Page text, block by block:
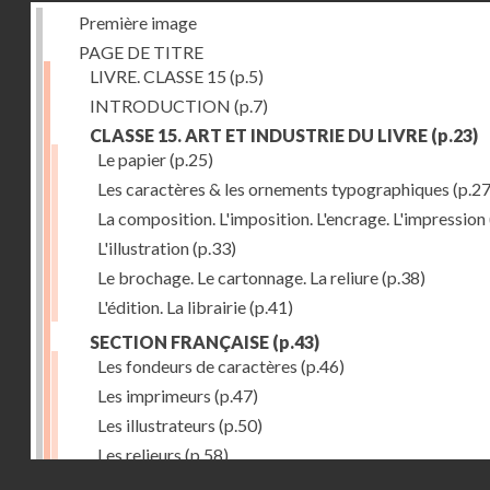
Première image
PAGE DE TITRE
LIVRE. CLASSE 15 (p.5)
INTRODUCTION (p.7)
CLASSE 15. ART ET INDUSTRIE DU LIVRE (p.23)
Le papier(p.25)
Les caractères & les ornements typographiques
La composition. L'imposition. L'encrage. L'impression
L'illustration(p.33)
Le brochage. Le cartonnage. La reliure(p.38)
L'édition. La librairie(p.41)
SECTION FRANÇAISE (p.43)
Les fondeurs de caractères (p.46)
Les imprimeurs (p.47)
Les illustrateurs (p.50)
Les relieurs (p.58)